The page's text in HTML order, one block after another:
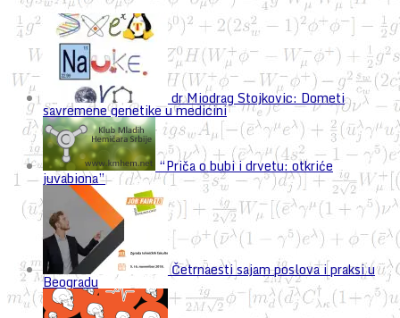
dr Miodrag Stojkovic: Dometi
savremene genetike u medicini
“Priča o bubi i drvetu: otkriće
juvabiona”
Četrnaesti sajam poslova i praksi u
Beogradu